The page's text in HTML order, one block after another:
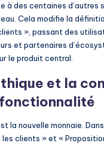
à des centaines d’autres
Cela modifie la
», passant des
et partenaires
le produit central.
et la
la nouvelle monnaie.
clients » et «